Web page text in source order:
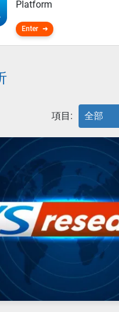
Platform
Enter
項目: 全部